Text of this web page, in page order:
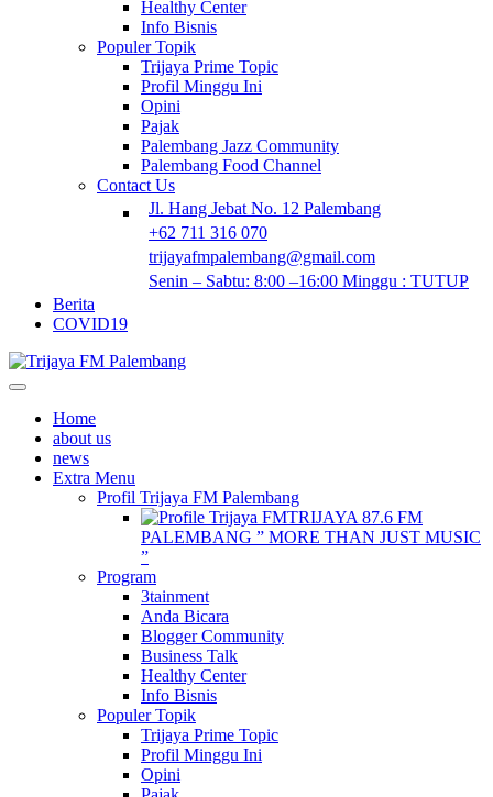
Healthy Center
Info Bisnis
Populer Topik
Trijaya Prime Topic
Profil Minggu Ini
Opini
Pajak
Palembang Jazz Community
Palembang Food Channel
Contact Us
Jl. Hang Jebat No. 12 Palembang
+62 711 316 070
trijayafmpalembang@gmail.com
Senin – Sabtu: 8:00 –16:00 Minggu : TUTUP
Berita
COVID19
Home
about us
news
Extra Menu
Profil Trijaya FM Palembang
TRIJAYA 87.6 FM
PALEMBANG ” MORE THAN JUST MUSIC
”
Program
3tainment
Anda Bicara
Blogger Community
Business Talk
Healthy Center
Info Bisnis
Populer Topik
Trijaya Prime Topic
Profil Minggu Ini
Opini